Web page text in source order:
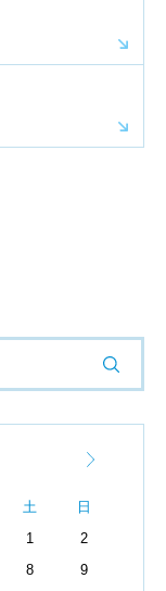
土
日
1
2
8
9